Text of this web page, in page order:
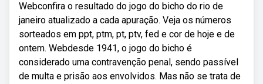
Webconfira o resultado do jogo do bicho do rio de
janeiro atualizado a cada apuração. Veja os números
sorteados em ppt, ptm, pt, ptv, fed e cor de hoje e de
ontem. Webdesde 1941, o jogo do bicho é
considerado uma contravenção penal, sendo passível
de multa e prisão aos envolvidos. Mas não se trata de